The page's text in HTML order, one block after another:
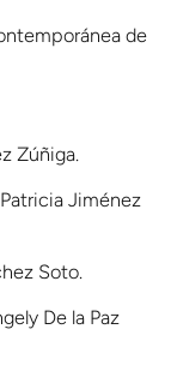
de
Zúñiga.
Jiménez
Soto.
De la Paz